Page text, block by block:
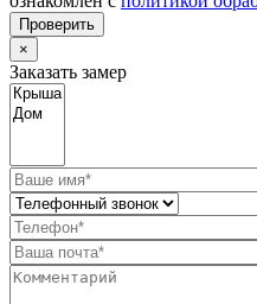
Проверить
×
Заказать замер